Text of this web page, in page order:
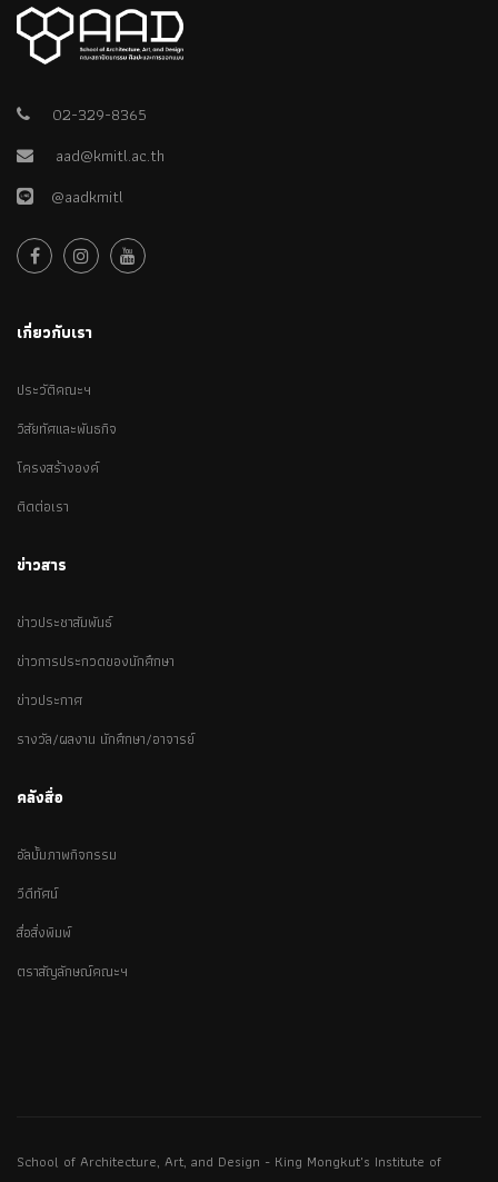
02-329-8365
aad@kmitl.ac.th
@aadkmitl
เกี่ยวกับเรา
ประวัติคณะฯ
วิสัยทัศและพันธกิจ
โครงสร้างองค์
ติดต่อเรา
ข่าวสาร
ข่าวประชาสัมพันธ์
ข่าวการประกวดของนักศึกษา
ข่าวประกาศ
รางวัล/ผลงาน นักศึกษา/อาจารย์
คลังสื่อ
อัลบั้มภาพกิจกรรม
วีดีทัศน์
สื่อสิ่งพิมพ์
ตราสัญลักษณ์คณะฯ
School of Architecture, Art, and Design - King Mongkut's Institute of